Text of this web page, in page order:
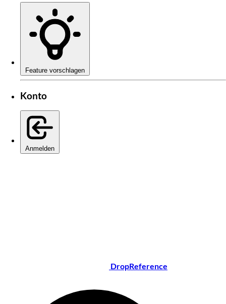
Feature vorschlagen
Konto
Anmelden
DropReference